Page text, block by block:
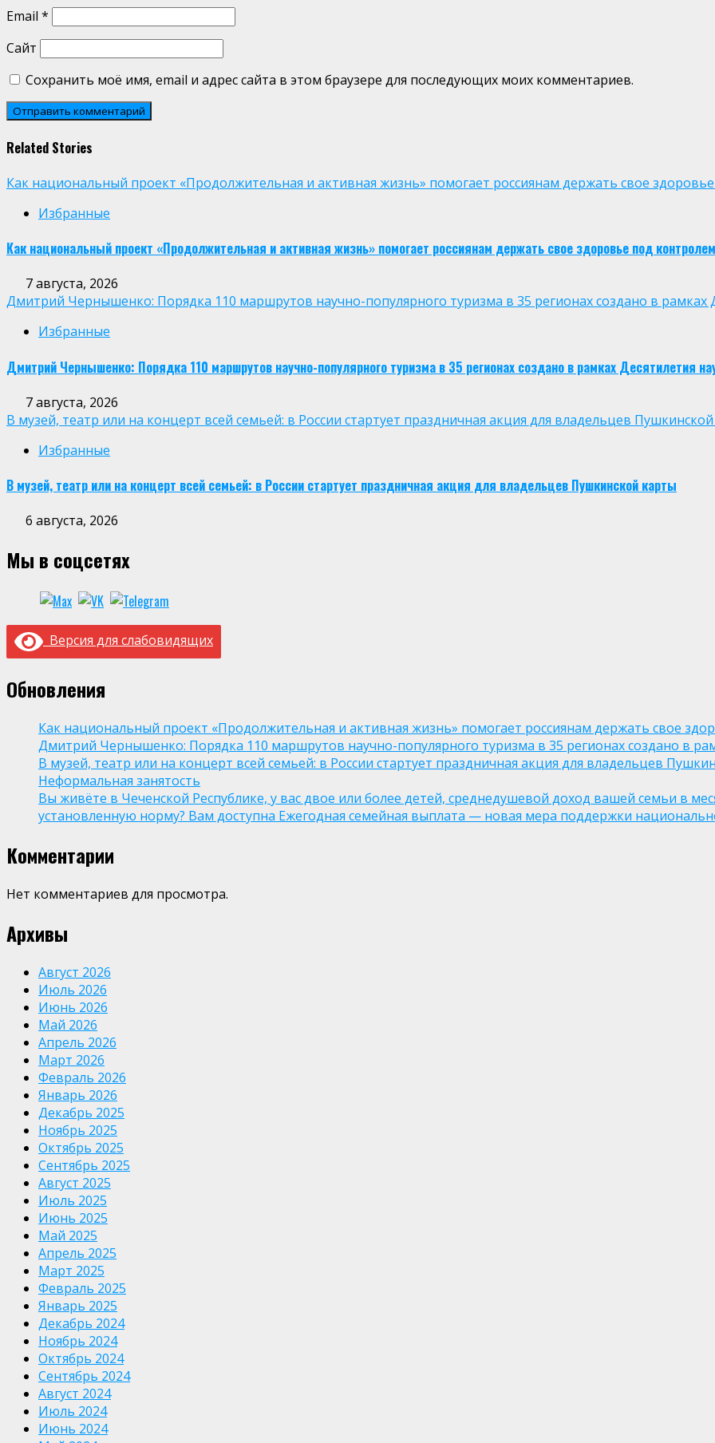
Email *
Сайт
Сохранить моё имя, email и адрес сайта в этом браузере для последующих моих комментариев.
Related Stories
Как национальный проект «Продолжительная и активная жизнь» помогает россиянам держать свое
Избранные
Как национальный проект «Продолжительная и активная жизнь» помогает россиянам держать свое здоровье под контролем
7 августа, 2026
Дмитрий Чернышенко: Порядка 110 маршрутов научно-популярного туризма в 35 регионах создано в рамках
Избранные
Дмитрий Чернышенко: Порядка 110 маршрутов научно-популярного туризма в 35 регионах создано в рамках Десятилетия
7 августа, 2026
В музей, театр или на концерт всей семьей: в России стартует праздничная акция для владельцев
Избранные
В музей, театр или на концерт всей семьей: в России стартует праздничная акция для владельцев Пушкинской карты
6 августа, 2026
Мы в соцсетях
Версия для слабовидящих
Обновления
Как национальный проект «Продолжительная и активная жизнь» помогает россиянам держать свое
Дмитрий Чернышенко: Порядка 110 маршрутов научно-популярного туризма в 35 регионах создано в
В музей, театр или на концерт всей семьей: в России стартует праздничная акция для владельцев
Неформальная занятость
Вы живёте в Чеченской Республике, у вас двое или более детей, среднедушевой доход вашей семьи в
установленную норму? Вам доступна Ежегодная семейная выплата — новая мера поддержки
Комментарии
Нет комментариев для просмотра.
Архивы
Август 2026
Июль 2026
Июнь 2026
Май 2026
Апрель 2026
Март 2026
Февраль 2026
Январь 2026
Декабрь 2025
Ноябрь 2025
Октябрь 2025
Сентябрь 2025
Август 2025
Июль 2025
Июнь 2025
Май 2025
Апрель 2025
Март 2025
Февраль 2025
Январь 2025
Декабрь 2024
Ноябрь 2024
Октябрь 2024
Сентябрь 2024
Август 2024
Июль 2024
Июнь 2024